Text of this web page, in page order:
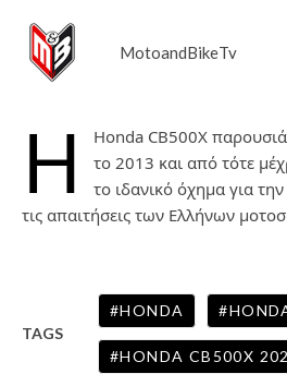
MotoandBikeTv
H
Honda CB500X
το 2013 και από τότε
το ιδανικό όχημα για
τις απαιτήσεις των Ελλήνων
TAGS
HONDA
HONDA CB500X